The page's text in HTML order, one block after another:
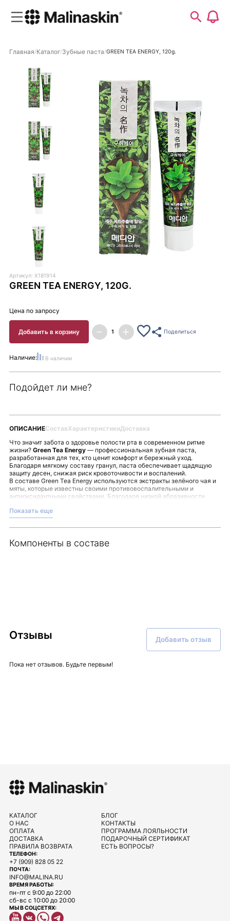
Главная Каталог Зубные паста GREEN TEA ENERGY, 120g.
Артикул: X181914
GREEN TEA ENERGY, 120G.
Цена по запросу
Добавить в корзину Поделиться
Наличие: В наличии
Подойдет ли мне?
ОПИСАНИЕСоставХарактеристикиДоставка
Что значит забота о здоровье полости рта в современном ритме
жизни? Green Tea Energy— профессиональная зубная паста,
разработанная для тех, кто ценит комфорт и бережный уход.
Благодаря мягкому составу гранул, паста обеспечивает щадящую
защиту десен, снижая риск кровоточивости и воспалений.
В составе Green Tea Energy используются экстракты зелёного чая и
мяты, которые известны своими противовоспалительными и
антиоксидантными свойствами. Благодаря низкой абразивности
повышенная чувствительность зубов или есть некоторые дефекты
эмали. Помимо этого, паста эффективно освежает дыхание, придавая
ощущение чистоты и свежести.
щётку и чистить зубы круговыми движениями, аккуратно массируя
Показать еще
Компоненты в составе
Отзывы Добавить отзыв
Пока нет отзывов. Будьте первым!
ТЕЛЕФОН:
+7 (909) 828 05 22
ПОЧТА:
INFO@MALINA.RU
ВРЕМЯ РАБОТЫ:
пн-пт с 9:00 до 22:00
сб-вс с 10:00 до 20:00
МЫ В СОЦСЕТЯХ:
КАТАЛОГ
О НАС
ОПЛАТА
ДОСТАВКА
ПРАВИЛА ВОЗВРАТА
БЛОГ
КОНТАКТЫ
ПРОГРАММА ЛОЯЛЬНОСТИ
ПОДАРОЧНЫЙ СЕРТИФИКАТ
ЕСТЬ ВОПРОСЫ?